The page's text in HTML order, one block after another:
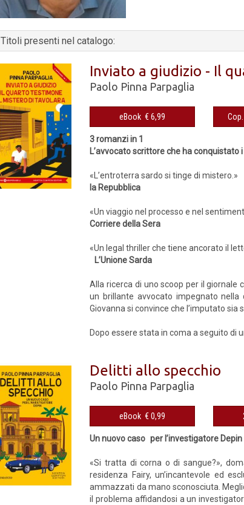
Titoli presenti nel catalogo:
Inviato a giudizio - Il
Paolo Pinna Parpaglia
eBook € 6,99
3 romanzi in 1
L’avvocato scrittore che ha conquistato
«L’entroterra sardo si tinge di mistero.»
la Repubblica
«Un viaggio nel processo e nel
Corriere della Sera
«Un legal thriller che tiene ancorato il
L’Unione Sarda
Alla ricerca di uno scoop per il giornale
un brillante avvocato impegnato nella
Giovanna si convince che l’imputato
Dopo essere stata in coma a seguito di
Delitti allo specchio
Paolo Pinna Parpaglia
eBook € 0,99
Un nuovo caso per l’investigatore Depin
«Si tratta di corna o di sangue?»,
residenza Fairy, un’incantevole ed
ammazzati da mano sconosciuta.
il problema affidandosi a un